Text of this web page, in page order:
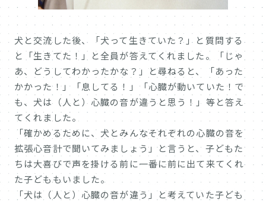
犬と交流した後、「犬って生きていた？」と質問する
と「生きてた！」と全員が答えてくれました。「じゃ
あ、どうしてわかったかな？」と尋ねると、「あった
かかった！」「息してる！」「心臓が動いていた！で
も、犬は（人と）心臓の音が違うと思う！」等と答え
てくれました。
「確かめるために、犬とみんなそれぞれの心臓の音を
拡張心音計で聞いてみましょう」と言うと、子どもた
ちは大喜びで声を掛ける前に一番に前に出て来てくれ
た子どももいました。
「犬は（人と）心臓の音が違う」と考えていた子ども